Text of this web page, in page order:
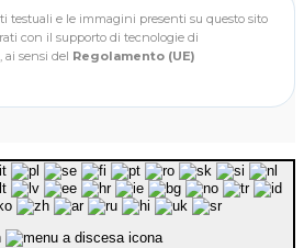
testuali e le immagini presenti su questo sito
con il supporto di tecnologie di
sensi del Regolamento (UE)